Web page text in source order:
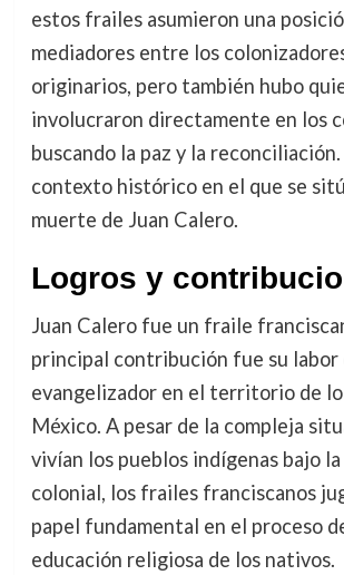
estos frailes asumieron una
mediadores entre los
originarios, pero también hubo
involucraron directamente en los
buscando la paz y la
contexto histórico en el que se
muerte de Juan Calero.
Logros y
Juan Calero fue un fraile
principal contribución fue su labor
evangelizador en el territorio de lo
México. A pesar de la compleja
vivían los pueblos indígenas bajo
colonial, los frailes franciscanos
papel fundamental en el proceso
educación religiosa de los nativos.